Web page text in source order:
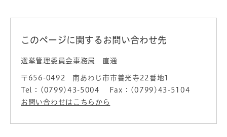
このページに関するお問い合わせ先
選挙管理委員会事務局 直通
〒656-0492
南あわじ市市善光寺22番地1
Tel：(0799)43-5004
Fax：(0799)43-5104
お問い合わせはこちらから